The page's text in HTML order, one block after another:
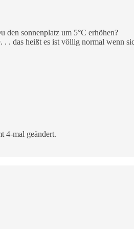
den sonnenplatz um 5°C erhöhen?
. das heißt es ist völlig normal wenn
4-mal geändert.